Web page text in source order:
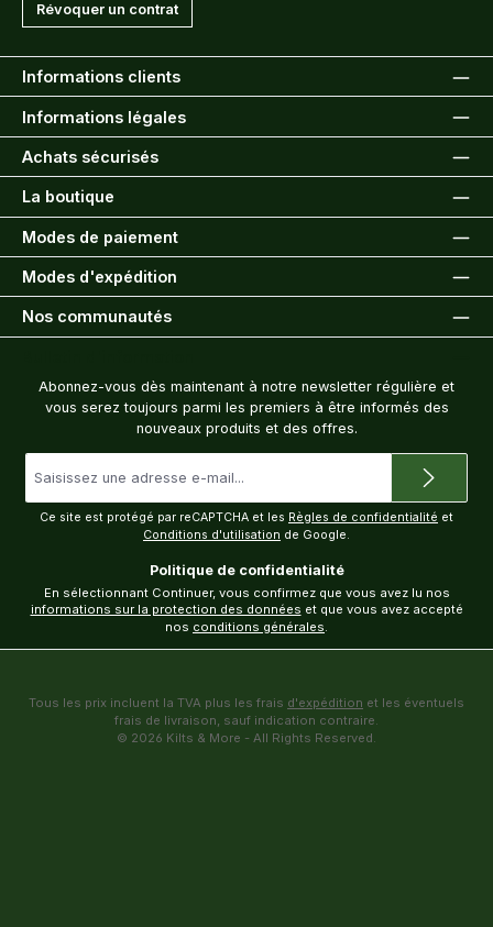
Révoquer un contrat
Informations clients
Informations légales
Achats sécurisés
La boutique
Modes de paiement
Modes d'expédition
Nos communautés
Abonnez-vous dès maintenant à notre newsletter régulière et
vous serez toujours parmi les premiers à être informés des
nouveaux produits et des offres.
e-
mail
Ce site est protégé par reCAPTCHA et les Règles de confidentialité et
Conditions d'utilisation de Google.
Politique de confidentialité
informations sur la protection des données et que vous avez accepté
nos conditions générales
Tous les prix incluent la TVA plus les frais d'expédition et les éventuels
frais de livraison, sauf indication contraire.
© 2026 Kilts & More - All Rights Reserved.